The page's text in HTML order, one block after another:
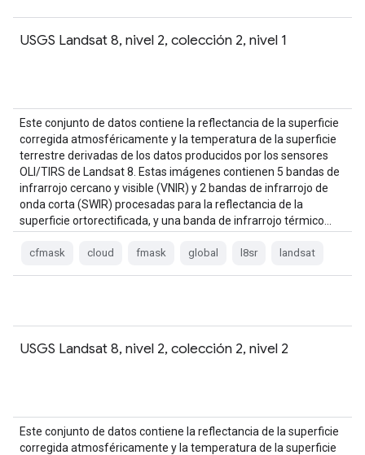
USGS Landsat 8, nivel 2, colección 2, nivel 1
Este conjunto de datos contiene la reflectancia de la superficie
corregida atmosféricamente y la temperatura de la superficie
terrestre derivadas de los datos producidos por los sensores
OLI/TIRS de Landsat 8. Estas imágenes contienen 5 bandas de
infrarrojo cercano y visible (VNIR) y 2 bandas de infrarrojo de
onda corta (SWIR) procesadas para la reflectancia de la
superficie ortorectificada, y una banda de infrarrojo térmico…
cfmask cloud fmask global l8sr landsat
USGS Landsat 8, nivel 2, colección 2, nivel 2
Este conjunto de datos contiene la reflectancia de la superficie
corregida atmosféricamente y la temperatura de la superficie